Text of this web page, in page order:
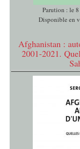
Parution : le
Disponible en
Afghanistan :
2001-2021.